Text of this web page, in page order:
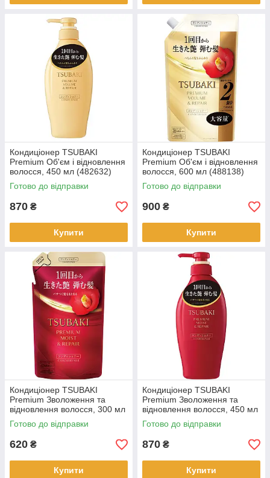
Кондиціонер TSUBAKI
Premium Об'єм і відновлення
волосся, 450 мл (482632)
Готово до відправки
870 ₴
Купити
Кондиціонер TSUBAKI
Premium Об'єм і відновлення
волосся, 600 мл (488138)
Готово до відправки
900 ₴
Купити
Кондиціонер TSUBAKI
Premium Зволоження та
відновлення волосся, 300 мл
Готово до відправки
620 ₴
Купити
Кондиціонер TSUBAKI
Premium Зволоження та
відновлення волосся, 450 мл
(485250)
Готово до відправки
870 ₴
Купити